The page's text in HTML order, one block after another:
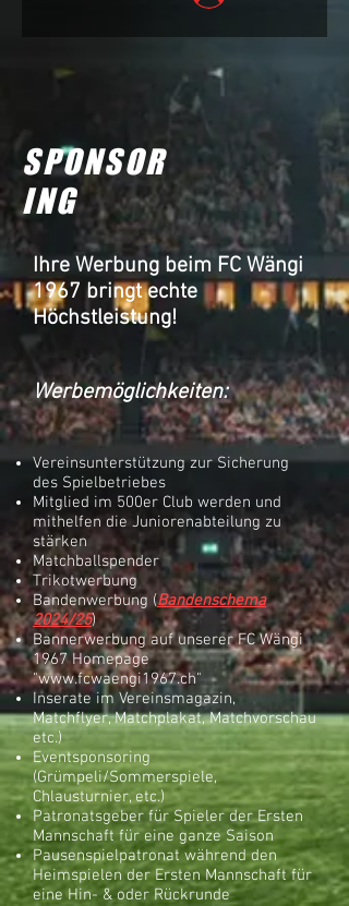
SPONSOR
ING
Ihre Werbung beim FC Wängi
1967 bringt echte
Höchstleistung!
Werbemöglichkeiten:
Vereinsunterstützung zur Sicherung
des Spielbetriebes
Mitglied im 500er Club werden und
mithelfen die Juniorenabteilung zu
stärken
Matchballspender
Trikotwerbung
Bandenwerbung (Bandenschema
2024/25)
Bannerwerbung auf unserer FC Wängi
1967 Homepage
"www.fcwaengi1967.ch"
Inserate im Vereinsmagazin,
Matchflyer, Matchplakat, Matchvorschau
etc.)
Eventsponsoring
(Grümpeli/Sommerspiele,
Chlausturnier, etc.)
Patronatsgeber für Spieler der Ersten
Mannschaft für eine ganze Saison
Pausenspielpatronat während den
Heimspielen der Ersten Mannschaft für
eine Hin- & oder Rückrunde